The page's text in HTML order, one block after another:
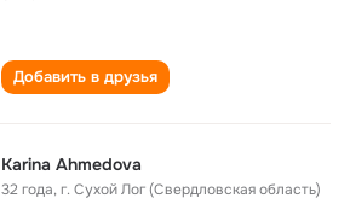
Добавить в друзья
Karina Ahmedova
32 года,г. Сухой Лог (Свердловская область)